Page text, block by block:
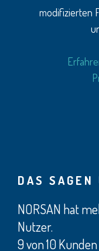
modifizierten
DAS SAGEN
NORSAN hat
Nutzer.
9 von 10